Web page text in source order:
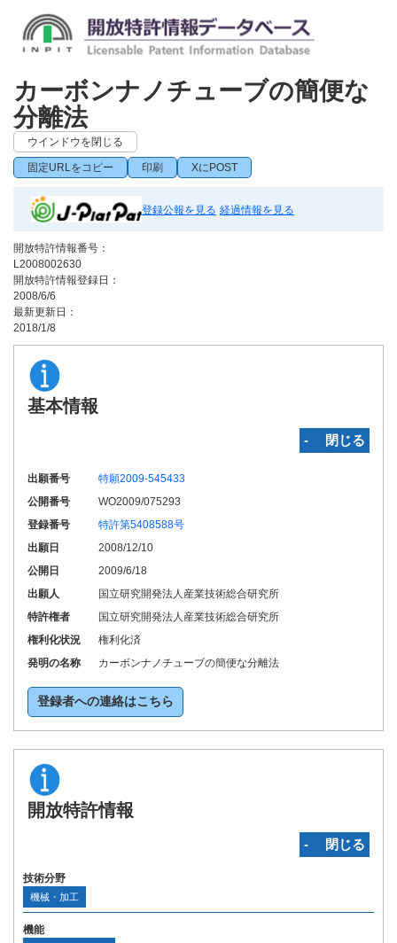
カーボンナノチューブの簡便な
分離法
ウインドウを閉じる
固定URLをコピー 印刷 XにPOST
登録公報を見る 経過情報を見る
開放特許情報番号：
L2008002630
開放特許情報登録日：
2008/6/6
最新更新日：
2018/1/8
基本情報
‐ 閉じる
出願番号
特願2009-545433
公開番号
WO2009/075293
登録番号
特許第5408588号
出願日
2008/12/10
公開日
2009/6/18
出願人
国立研究開発法人産業技術総合研究所
特許権者
国立研究開発法人産業技術総合研究所
権利化状況
権利化済
発明の名称
カーボンナノチューブの簡便な分離法
登録者への連絡はこちら
開放特許情報
‐ 閉じる
技術分野
機械・加工
機能